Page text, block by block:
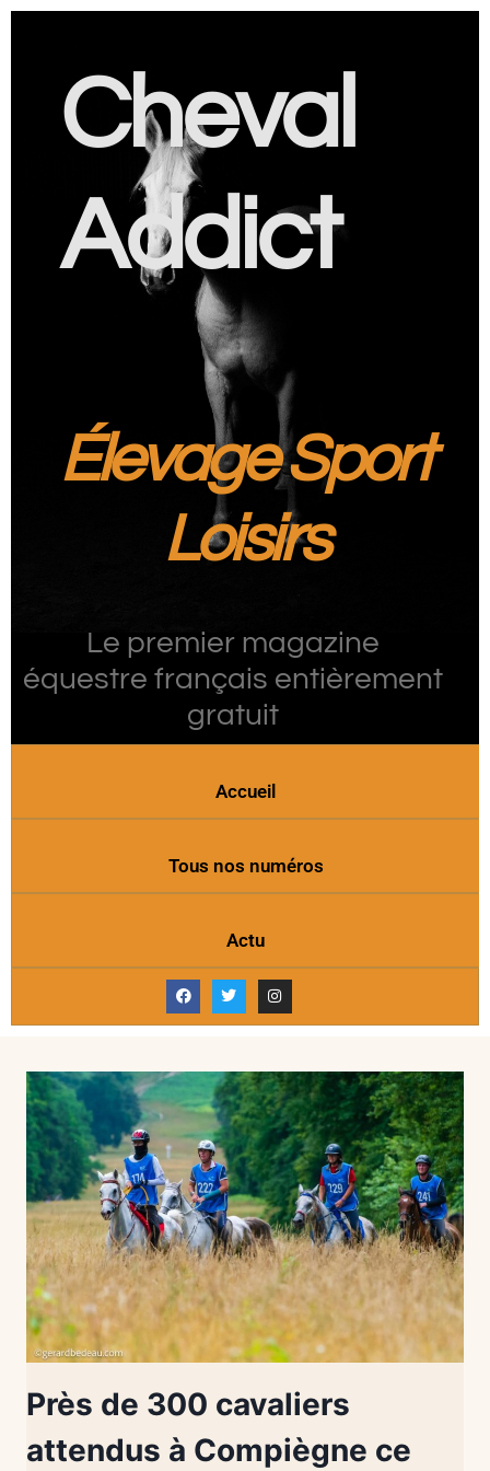
Cheval
Addict
Élevage Sport
Loisirs
Le premier magazine
équestre français entièrement
gratuit
Accueil
Tous nos numéros
Actu
Près de 300 cavaliers
attendus à Compiègne ce